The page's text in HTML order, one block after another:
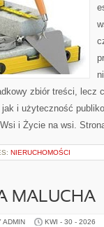
zbiór treści, lecz
i użyteczność
i Życie na wsi.
NIERUCHOMOŚCI
MALUCHA
ADMIN KWI - 30 - 2026